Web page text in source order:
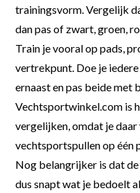
trainingsvorm. Vergelijk
dan pas of zwart, groen,
Train je vooral op pads,
vertrekpunt. Doe je
ernaast en pas beide met
Vechtsportwinkel.com is
vergelijken, omdat je
vechtsportspullen op één
Nog belangrijker is dat de
dus snapt wat je bedoelt